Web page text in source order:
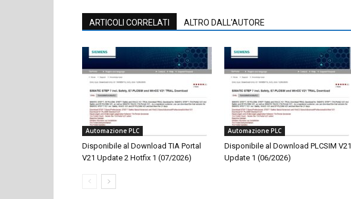
ARTICOLI CORRELATI ALTRO DALL'AUTORE
Automazione PLC
Disponibile al Download TIA Portal
V21 Update 2 Hotfix 1 (07/2026)
Automazione PLC
Disponibile al Download PLCSIM V21
Update 1 (06/2026)